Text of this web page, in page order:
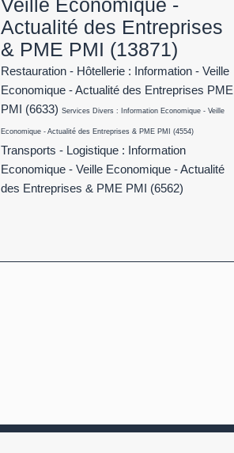
Veille Economique -
Actualité des Entreprises
& PME PMI (13871)
Restauration - Hôtellerie : Information - Veille
Economique - Actualité des Entreprises PME
PMI
(6633) Services Divers : Information Economique - Veille
Economique - Actualité des Entreprises & PME PMI (4554)
Transports - Logistique : Information
Economique - Veille Economique - Actualité
des Entreprises & PME PMI
(6562)